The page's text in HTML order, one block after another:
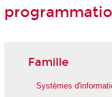
Famille
Systèmes